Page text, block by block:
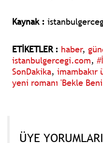
Kaynak :
ETİKETLER : haber,
istanbulgercegi.com,
SonDakika, imambakır
yeni romanı 'Bekle
ÜYE YORUMLARI